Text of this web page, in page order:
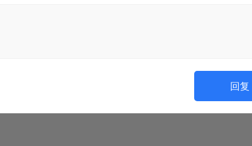
回复